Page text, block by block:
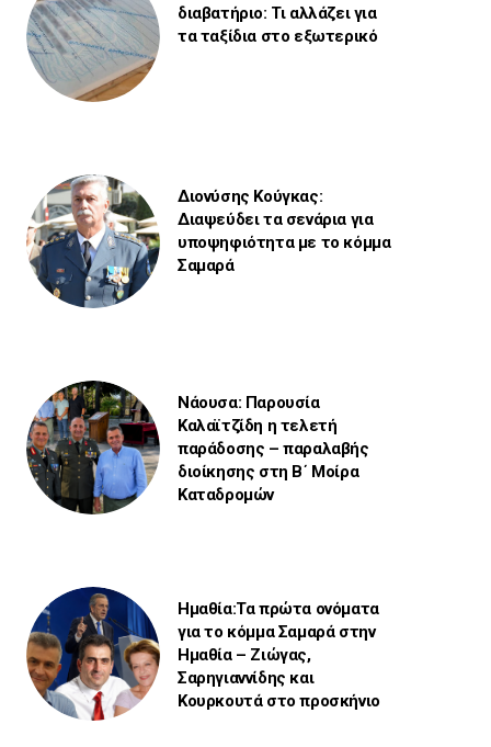
διαβατήριο: Τι αλλάζει για
τα ταξίδια στο εξωτερικό
Διονύσης Κούγκας:
Διαψεύδει τα σενάρια για
υποψηφιότητα με το κόμμα
Σαμαρά
Νάουσα: Παρουσία
Καλαϊτζίδη η τελετή
παράδοσης – παραλαβής
διοίκησης στη Β΄ Μοίρα
Καταδρομών
Ημαθία:Τα πρώτα ονόματα
για το κόμμα Σαμαρά στην
Ημαθία – Ζιώγας,
Σαρηγιαννίδης και
Κουρκουτά στο προσκήνιο